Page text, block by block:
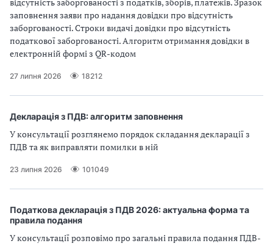
заповнення заяви про надання довідки про відсутність
заборгованості. Строки видачі довідки про відсутність
податкової заборгованості. Алгоритм отримання довідки в
електронній формі з QR-кодом
27 липня 2026 18212
Декларація з ПДВ: алгоритм заповнення
У консультації розглянемо порядок складання декларації з
ПДВ та як виправляти помилки в ній
23 липня 2026 101049
Податкова декларація з ПДВ 2026: актуальна форма та
правила подання
У консультації розповімо про загальні правила подання ПДВ-